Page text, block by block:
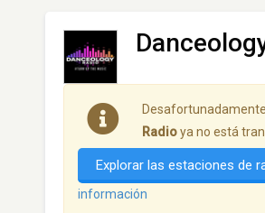
Radioya no está
Explorar las estaciones de
información